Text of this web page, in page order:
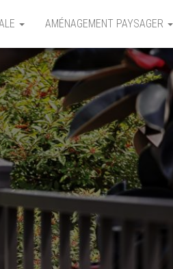
AMÉNAGEMENT PAYSAGER